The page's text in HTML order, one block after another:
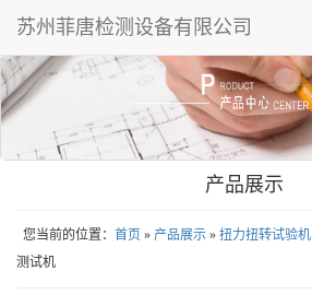
苏州菲唐检测设备有限公司
产品展示
您当前的位置： 首页 » 产品展示 » 扭力扭转试验机
测试机